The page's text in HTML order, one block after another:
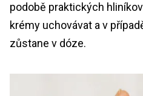
podobě praktických
krémy uchovávat a v
zůstane v dóze.